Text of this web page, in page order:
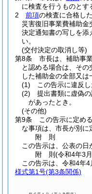
に検査を行うものとす
2
前項の検査に合格し
災害復旧事業費補助金
決定通知書の写しを添
い。
(交付決定の取消し等)
第8条
市長は、補助事
と認める場合は、そ
した補助金の全部又は
(1)
この告示に違反し
(2)
提出書類に虚偽
があったとき。
(その他)
第9条
この告示に定め
な事項は、市長が別に
附 則
この告示は、公表の日
附 則(令和4年3
この告示は、令和4年4
様式第1号(第3条関係)